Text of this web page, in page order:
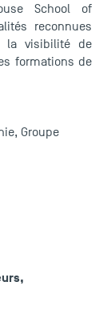
School of
reconnues
la visibilité de
formations de
Groupe